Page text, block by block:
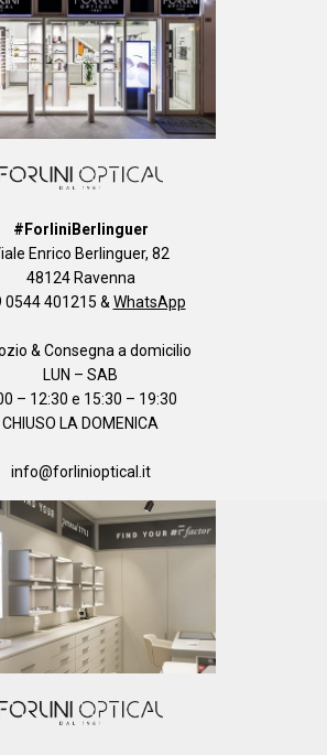
#ForliniBerlinguer
Enrico Berlinguer, 82
48124 Ravenna
0544 401215 &WhatsApp
& Consegna a domicilio
LUN – SAB
– 12:30 e 15:30 – 19:30
CHIUSO LA DOMENICA
info@forlinioptical.it